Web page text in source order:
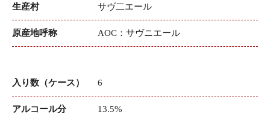
生産村 サヴ二エール
原産地呼称 AOC：サヴニエール
入り数（ケース） 6
アルコール分 13.5%